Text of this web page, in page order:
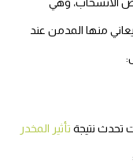
منها المدمن عند
تحدث نتيجة تأثير المخدر